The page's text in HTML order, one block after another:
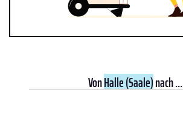
VonHalle (Saale)nach ...